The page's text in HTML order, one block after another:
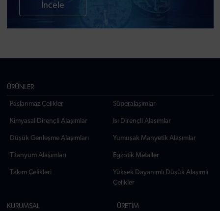
İncele
ÜRÜNLER
Paslanmaz Çelikler Süperalaşımlar
Kimyasal Dirençli Alaşımlar Isı Dirençli Alaşımlar
Düşük Genleşme Alaşımları Yumuşak Manyetik Alaşımlar
Titanyum Alaşımları Egzotik Metaller
Takım Çelikleri
Yüksek Dayanımlı Düşük Alaşımlı
Çelikler
KURUMSAL ÜRETİM